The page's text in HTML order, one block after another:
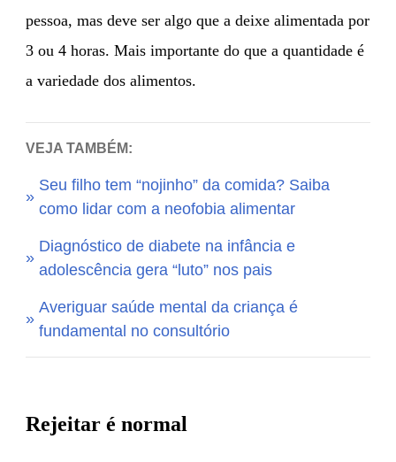
pessoa, mas deve ser algo que a deixe alimentada por
3 ou 4 horas. Mais importante do que a quantidade é
a variedade dos alimentos.
VEJA TAMBÉM:
Seu filho tem “nojinho” da comida? Saiba
como lidar com a neofobia alimentar
Diagnóstico de diabete na infância e
adolescência gera “luto” nos pais
Averiguar saúde mental da criança é
fundamental no consultório
Rejeitar é normal